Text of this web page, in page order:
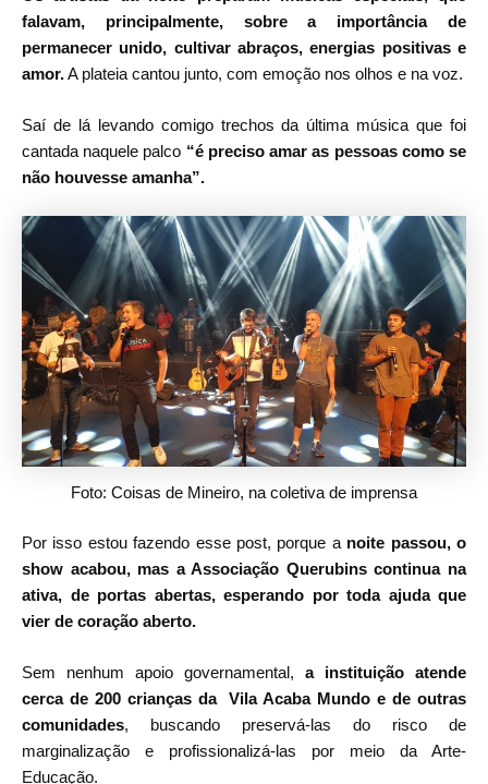
falavam, principalmente, sobre a importância de
permanecer unido, cultivar abraços, energias positivas e
amor.A plateia cantou junto, com emoção nos olhos e na voz.
Saí de lá levando comigo trechos da última música que foi
cantada naquele palco “é preciso amar as pessoas como se
não houvesse amanha”.
Foto: Coisas de Mineiro, na coletiva de imprensa
Por isso estou fazendo esse post, porque anoite passou, o
show acabou, mas a Associação Querubins continua na
ativa, de portas abertas, esperando por toda ajuda que
vier de coração aberto.
Sem nenhum apoio governamental, a instituição atende
cerca de 200 crianças da Vila Acaba Mundo e de outras
comunidades, buscando preservá-las do risco de
marginalização e profissionalizá-las por meio da Arte-
Educação.